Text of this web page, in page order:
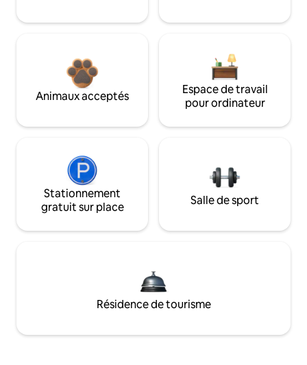
Animaux acceptés
Espace de travail
pour ordinateur
Stationnement
gratuit sur place
Salle de sport
Résidence de tourisme